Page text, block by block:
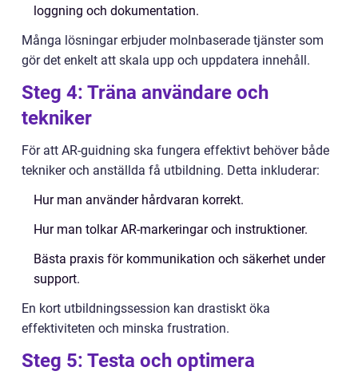
loggning och dokumentation.
Många lösningar erbjuder molnbaserade tjänster som
gör det enkelt att skala upp och uppdatera innehåll.
Steg 4: Träna användare och
tekniker
För att AR-guidning ska fungera effektivt behöver både
tekniker och anställda få utbildning. Detta inkluderar:
Hur man använder hårdvaran korrekt.
Hur man tolkar AR-markeringar och instruktioner.
Bästa praxis för kommunikation och säkerhet under
support.
En kort utbildningssession kan drastiskt öka
effektiviteten och minska frustration.
Steg 5: Testa och optimera